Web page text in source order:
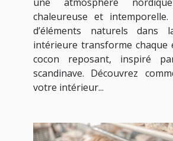
chaleureuse et intemporelle.
d’éléments naturels dans
intérieure transforme chaque
cocon reposant, inspiré
scandinave. Découvrez
votre intérieur...